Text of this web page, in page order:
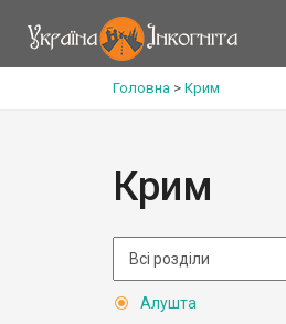
Головна > Крим
Крим
Алушта